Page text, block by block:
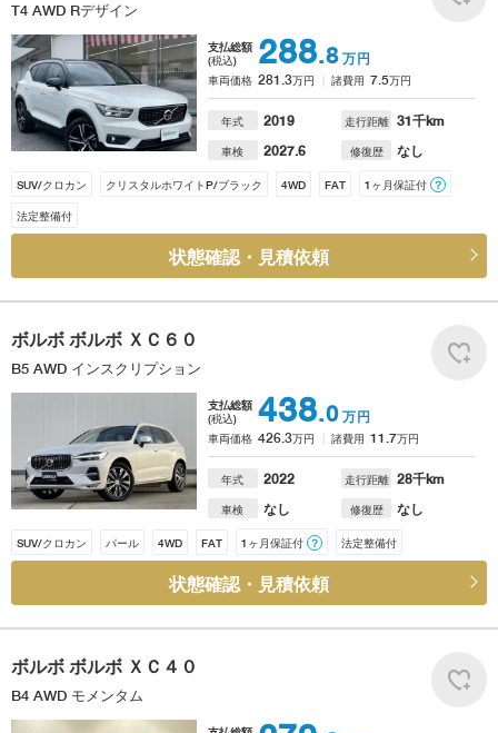
T4 AWD Rデザイン
支払総額
(税込)
288.8 万円
車両価格 281.3万円 諸費用 7.5万円
年式 2019 走行距離 31千km
車検 2027.6 修復歴 なし
SUV/クロカン クリスタルホワイトP/ブラック 4WD FAT 1ヶ月保証付 ？
法定整備付
状態確認・見積依頼
ボルボ ボルボ ＸＣ６０
B5 AWD インスクリプション
支払総額
(税込)
438.0 万円
車両価格 426.3万円 諸費用 11.7万円
年式 2022 走行距離 28千km
車検 なし 修復歴 なし
SUV/クロカン パール 4WD FAT 1ヶ月保証付 ？ 法定整備付
状態確認・見積依頼
ボルボ ボルボ ＸＣ４０
B4 AWD モメンタム